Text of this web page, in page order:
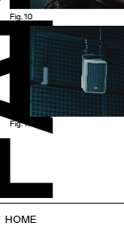
Fig. 10
Fig. 11
HOME